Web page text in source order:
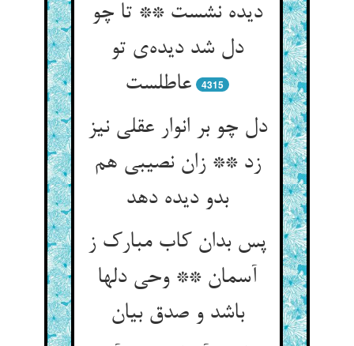
دیده نشست ** تا چو
دل شد دیده‌ی تو
عاطلست
4315
دل چو بر انوار عقلی نیز
زد ** زان نصیبی هم
بدو دیده دهد
پس بدان کاب مبارک ز
آسمان ** وحی دلها
باشد و صدق بیان